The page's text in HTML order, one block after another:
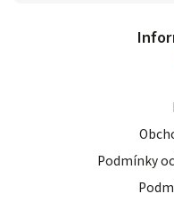
Podmínky